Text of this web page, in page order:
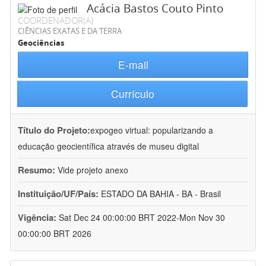
Acácia Bastos Couto Pinto
COORDENADOR(A)
CIÊNCIAS EXATAS E DA TERRA
Geociências
E-mail
Currículo
Título do Projeto:expogeo virtual: popularizando a
educação geocientífica através de museu digital
Resumo: Vide projeto anexo
Instituição/UF/País: ESTADO DA BAHIA - BA - Brasil
Vigência: Sat Dec 24 00:00:00 BRT 2022-Mon Nov 30
00:00:00 BRT 2026